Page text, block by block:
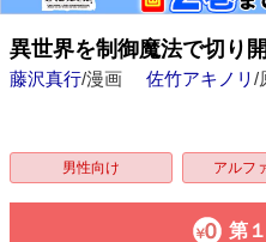
異世界を制御魔法で切り開
藤沢真行/漫画 佐竹アキノリ /
男性向け アルフ
第